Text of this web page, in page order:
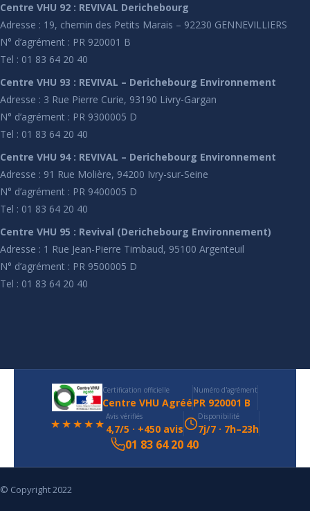
Centre VHU 92 : REVIVAL Derichebourg
Adresse : 19, chemin des Petits Marais – 92230 GENNEVILLIERS
N° d’agrément : PR 920001 B
Tel : 01 83 64 20 40
Centre VHU 93 : REVIVAL – Derichebourg Environnement
Adresse : 3 Rue Pierre Curie, 93190 Livry-Gargan
N° d’agrément : PR 9300005 D
Tel : 01 83 64 20 40
Centre VHU 94 : REVIVAL – Derichebourg Environnement
Adresse : 91 Rue Molière, 94200 Ivry-sur-Seine
N° d’agrément : PR 9400005 D
Tel : 01 83 64 20 40
Centre VHU 95 : Revival (Derichebourg Environnement)
Adresse : 1 Rue Jean-Pierre Timbaud, 95100 Argenteuil
N° d’agrément : PR 9500005 D
Tel : 01 83 64 20 40
Certification officielle
Centre VHU Agréé
Numéro d'agrément
PR 920001 B
★★★★★ Avis vérifiés
4,7/5 · +450 avis
Disponibilité
7j/7 · 7h–23h
01 83 64 20 40
© Copyright 2022